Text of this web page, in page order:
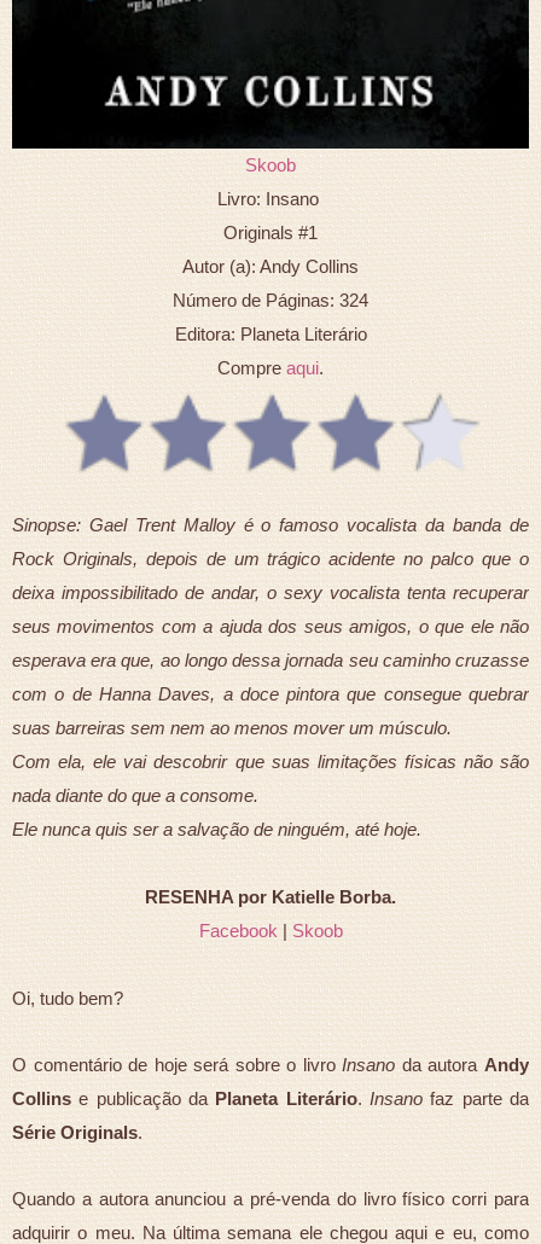
Skoob
Livro: Insano
Originals #1
Autor (a): Andy Collins
Número de Páginas: 324
Editora: Planeta Literário
Compre aqui.
Sinopse: Gael Trent Malloy é o famoso vocalista da banda de
Rock Originals, depois de um trágico acidente no palco que o
deixa impossibilitado de andar, o sexy vocalista tenta recuperar
seus movimentos com a ajuda dos seus amigos, o que ele não
esperava era que, ao longo dessa jornada seu caminho cruzasse
com o de Hanna Daves, a doce pintora que consegue quebrar
suas barreiras sem nem ao menos mover um músculo.
Com ela, ele vai descobrir que suas limitações físicas não são
nada diante do que a consome.
Ele nunca quis ser a salvação de ninguém, até hoje.
RESENHA por Katielle Borba.
Facebook |Skoob
Oi, tudo bem?
O comentário de hoje será sobre o livroInsano da autora Andy
Collins e publicação da Planeta Literário.Insano faz parte da
Série Originals.
Quando a autora anunciou a pré-venda do livro físico corri para
adquirir o meu. Na última semana ele chegou aqui e eu, como